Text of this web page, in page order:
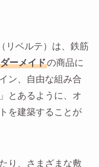
リベルテ）は、鉄筋
ーメイドの商品に
ン、自由な組み合
とあるように、オ
を建築することが
り、さまざまな敷